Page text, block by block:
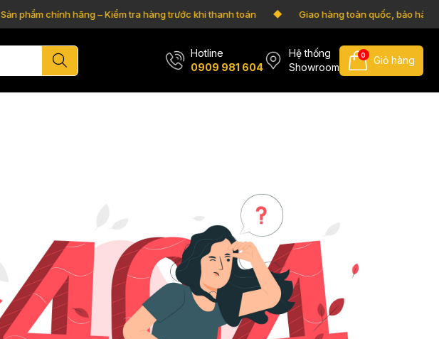
Sản phẩm chính hãng – Kiểm tra hàng trước khi thanh toán Giao hàng toàn quốc, bảo hành
Hotline
0909 981 604
Hệ thống
Showroom
0 Giỏ hàng